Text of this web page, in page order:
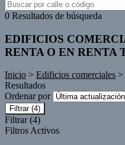
0 Resultados de búsqueda
EDIFICIOS
RENTA O EN RENTA
Inicio > Edificios comerciales >
Resultados
Ordenar por
Filtrar (4)
Filtrar (4)
Filtros Activos